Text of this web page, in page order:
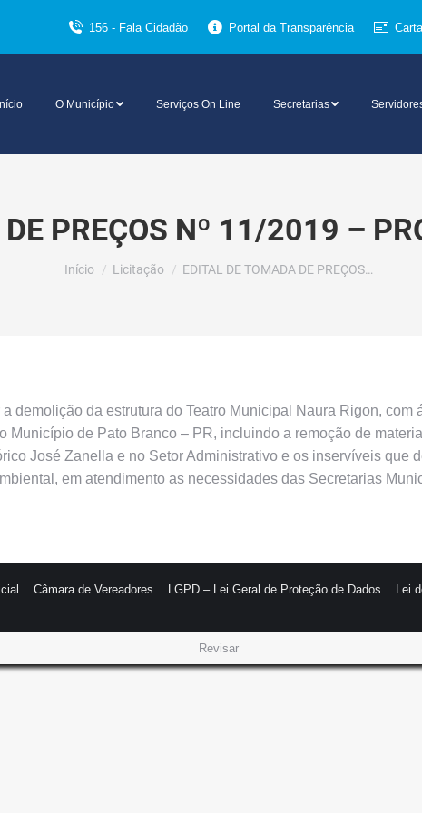
156 - Fala Cidadão Portal da Transparência
Início O Município Serviços On Line Secretarias
PREÇOS Nº 11/2019 –
Você está aqui:
Início Licitação EDITAL DE TOMADA DE PREÇOS…
demolição da estrutura do Teatro Municipal Naura Rigon, com
Município de Pato Branco – PR, incluindo a remoção de
José Zanella e no Setor Administrativo e os inservíveis que
em atendimento as necessidades das Secretarias
Câmara de Vereadores LGPD – Lei Geral de Proteção de Dados Lei
Revisar